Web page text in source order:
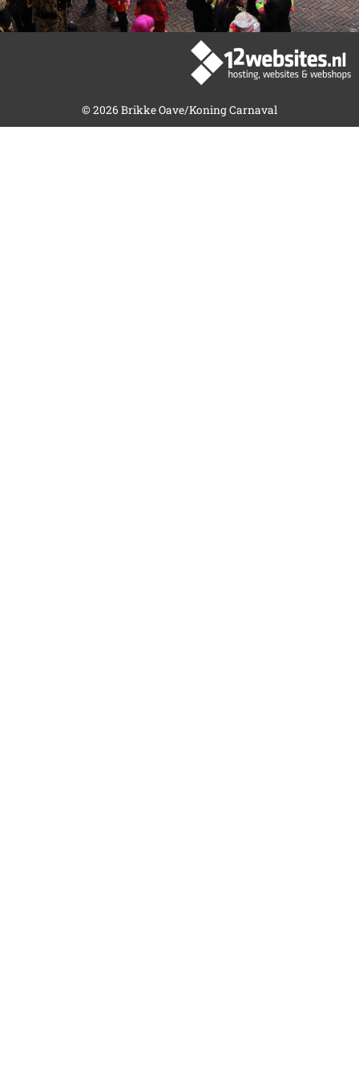
m
-
f
© 2026 Brikke Oave/Koning Carnaval